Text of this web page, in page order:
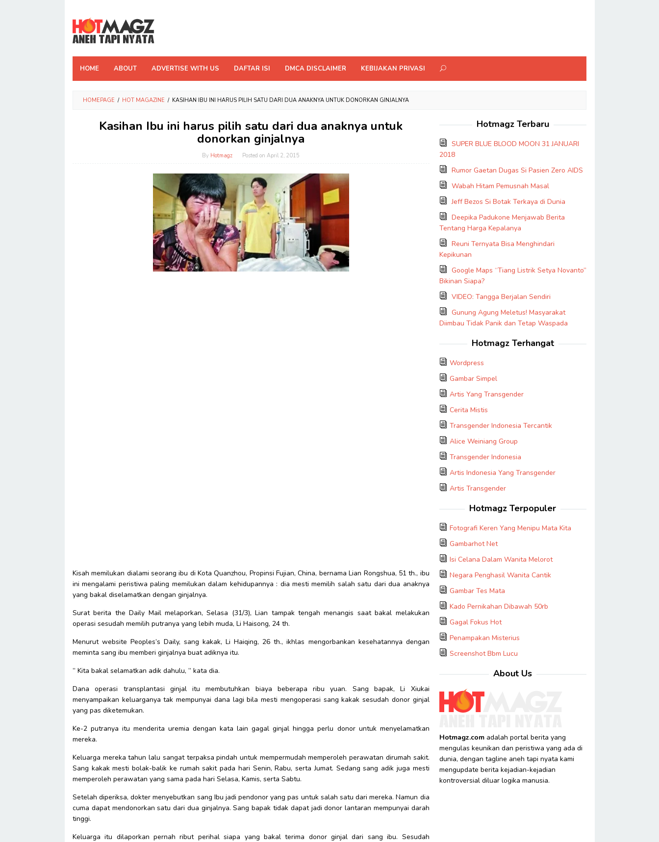
content
HOME ABOUT ADVERTISE WITH US DAFTAR ISI DMCA DISCLAIMER KEBIJAKAN PRIVASI
HOMEPAGE / HOT MAGAZINE / KASIHAN IBU INI HARUS PILIH SATU DARI DUA ANAKNYA UNTUK DONORKAN GINJALNYA
Kasihan Ibu ini harus pilih satu dari dua anaknya untuk
donorkan ginjalnya
By Hotmagz Posted onApril 2, 2015
Kisah memilukan dialami seorang ibu di Kota Quanzhou, Propinsi Fujian, China, bernama Lian Rongshua, 51 th., ibu
ini mengalami peristiwa paling memilukan dalam kehidupannya : dia mesti memilih salah satu dari dua anaknya
yang bakal diselamatkan dengan ginjalnya.
Surat berita the Daily Mail melaporkan, Selasa (31/3), Lian tampak tengah menangis saat bakal melakukan
operasi sesudah memilih putranya yang lebih muda, Li Haisong, 24 th.
Menurut website Peoples’s Daily, sang kakak, Li Haiqing, 26 th., ikhlas mengorbankan kesehatannya dengan
meminta sang ibu memberi ginjalnya buat adiknya itu.
” Kita bakal selamatkan adik dahulu, ” kata dia.
Dana operasi transplantasi ginjal itu membutuhkan biaya beberapa ribu yuan. Sang bapak, Li Xiukai
menyampaikan keluarganya tak mempunyai dana lagi bila mesti mengoperasi sang kakak sesudah donor ginjal
yang pas diketemukan.
Ke-2 putranya itu menderita uremia dengan kata lain gagal ginjal hingga perlu donor untuk menyelamatkan
mereka.
Keluarga mereka tahun lalu sangat terpaksa pindah untuk mempermudah memperoleh perawatan dirumah sakit.
Sang kakak mesti bolak-balik ke rumah sakit pada hari Senin, Rabu, serta Jumat. Sedang sang adik juga mesti
memperoleh perawatan yang sama pada hari Selasa, Kamis, serta Sabtu.
Setelah diperiksa, dokter menyebutkan sang Ibu jadi pendonor yang pas untuk salah satu dari mereka. Namun dia
cuma dapat mendonorkan satu dari dua ginjalnya. Sang bapak tidak dapat jadi donor lantaran mempunyai darah
tinggi.
Keluarga itu dilaporkan pernah ribut perihal siapa yang bakal terima donor ginjal dari sang ibu. Sesudah
Hotmagz Terbaru
SUPER BLUE BLOOD MOON 31 JANUARI
2018
Rumor Gaetan Dugas Si Pasien Zero AIDS
Wabah Hitam Pemusnah Masal
Jeff Bezos Si Botak Terkaya di Dunia
Deepika Padukone Menjawab Berita
Tentang Harga Kepalanya
Reuni Ternyata Bisa Menghindari
Kepikunan
Google Maps “Tiang Listrik Setya Novanto”
Bikinan Siapa?
VIDEO: Tangga Berjalan Sendiri
Gunung Agung Meletus! Masyarakat
Diimbau Tidak Panik dan Tetap Waspada
Hotmagz Terhangat
Wordpress
Gambar Simpel
Artis Yang Transgender
Cerita Mistis
Transgender Indonesia Tercantik
Alice Weiniang Group
Transgender Indonesia
Artis Indonesia Yang Transgender
Artis Transgender
Hotmagz Terpopuler
Fotografi Keren Yang Menipu Mata Kita
Gambarhot Net
Isi Celana Dalam Wanita Melorot
Negara Penghasil Wanita Cantik
Gambar Tes Mata
Kado Pernikahan Dibawah 50rb
Gagal Fokus Hot
Penampakan Misterius
Screenshot Bbm Lucu
About Us
Hotmagz.comadalah portal berita yang
mengulas keunikan dan peristiwa yang ada di
dunia, dengan tagline aneh tapi nyata kami
mengupdate berita kejadian-kejadian
kontroversial diluar logika manusia.